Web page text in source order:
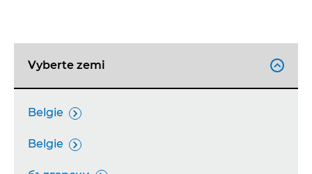
Vyberte zemi 
Belgie 
Belgie 